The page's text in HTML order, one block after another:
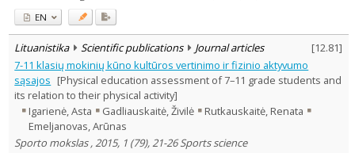
EN
Lituanistika Scientific publications Journal articles [12.81]
7-11 klasių mokinių kūno kultūros vertinimo ir fizinio aktyvumo
sąsajos [Physical education assessment of 7–11 grade students and
its relation to their physical activity]
Igarienė, Asta
Gadliauskaitė, Živilė
Rutkauskaitė, Renata
Emeljanovas, Arūnas
Sporto mokslas , 2015, 1 (79), 21-26 Sports science